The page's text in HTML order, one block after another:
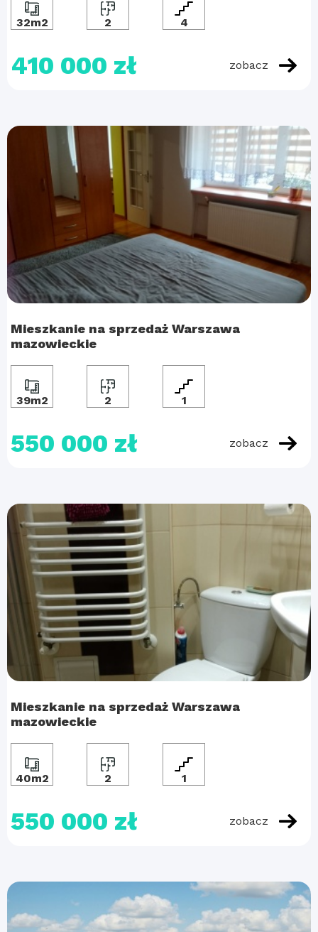
32m2 2 4
410 000 zł zobacz
Mieszkanie na sprzedaż Warszawa
mazowieckie
39m2 2 1
550 000 zł zobacz
Mieszkanie na sprzedaż Warszawa
mazowieckie
40m2 2 1
550 000 zł zobacz